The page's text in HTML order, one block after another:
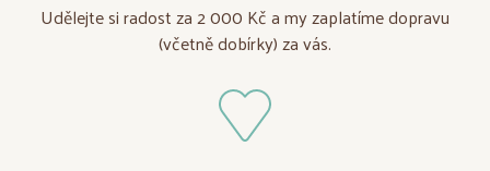
Udělejte si radost za 2 000 Kč a my zaplatíme dopravu
(včetně dobírky) za vás.